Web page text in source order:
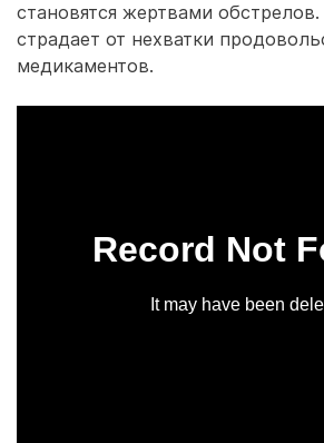
становятся жертвами
страдает от нехватки
медикаментов.